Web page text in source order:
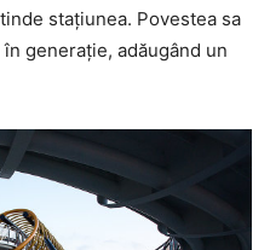
stațiunea. Povestea sa
generație, adăugând un